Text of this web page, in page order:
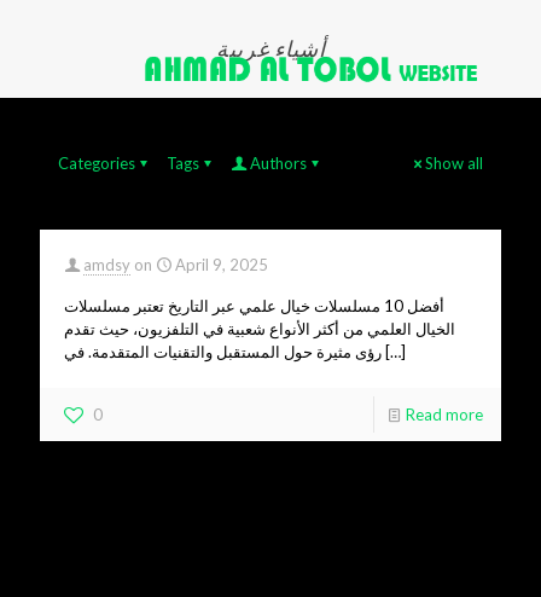
أشياء غريبة
Categories Tags Authors Show all
amdsy on April 9, 2025
أفضل 10 مسلسلات خيال علمي عبر التاريخ تعتبر مسلسلات
الخيال العلمي من أكثر الأنواع شعبية في التلفزيون، حيث تقدم
رؤى مثيرة حول المستقبل والتقنيات المتقدمة. في […]
0 Read more